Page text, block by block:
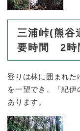
三浦峠(熊谷
要時間 2時
登りは林に囲まれた
を一望でき、「紀
あります。